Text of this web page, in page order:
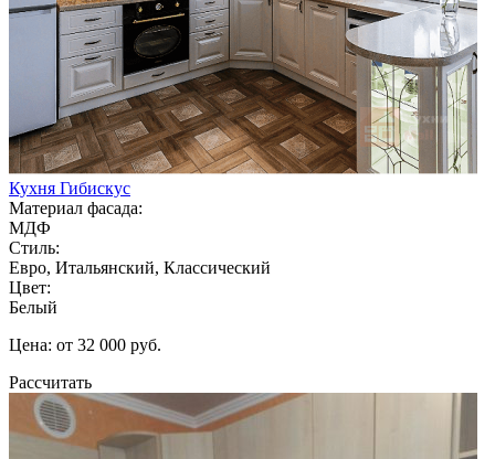
Кухня Гибискус
Материал фасада:
МДФ
Стиль:
Евро, Итальянский, Классический
Цвет:
Белый
Цена: от 32 000 руб.
Рассчитать